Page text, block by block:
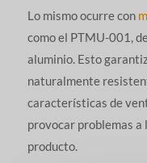
Lo mismo ocurre con
como el PTMU-001,
aluminio. Esto
naturalmente
características de
provocar problemas a
producto.